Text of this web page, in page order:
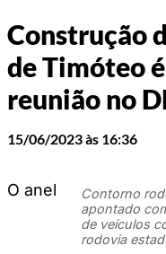
Construção
de Timóteo
reunião no
15/06/2023 às 16:36
Contorno
apontado
de veículos
rodovia
O anel